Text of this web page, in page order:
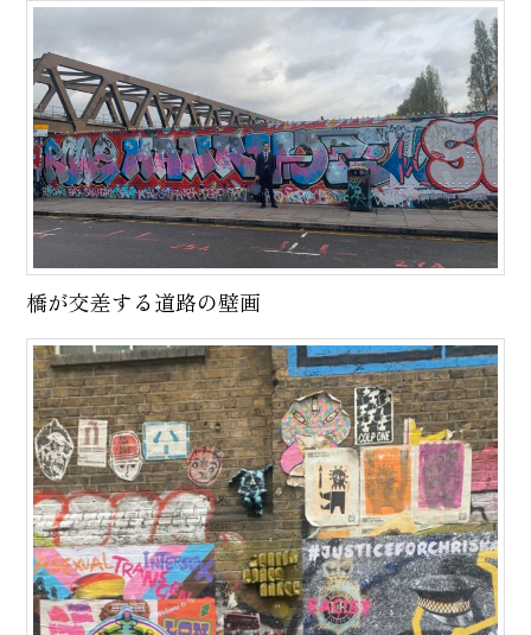
橋が交差する道路の壁画